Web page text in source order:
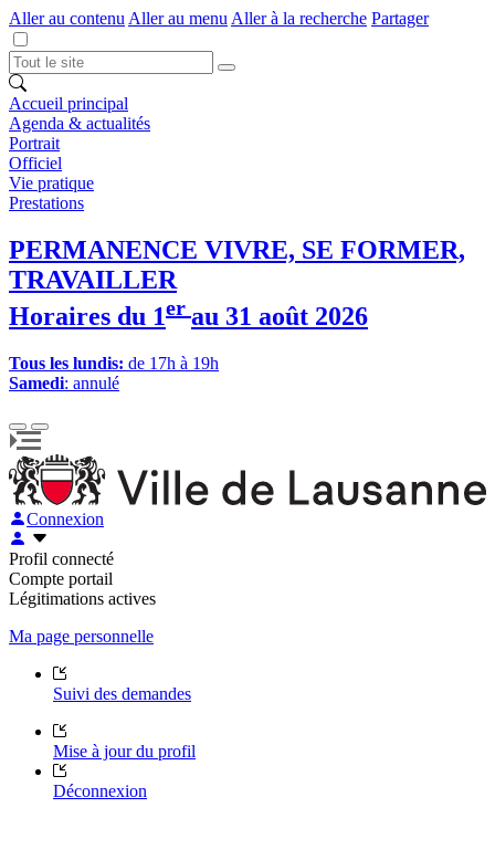
Aller au contenu Aller au menu Aller à la recherche Partager
Accueil principal
Agenda & actualités
Portrait
Officiel
Vie pratique
Prestations
PERMANENCE VIVRE, SE FORMER,
TRAVAILLER
Horaires du 1er au 31 août 2026
Tous les lundis: de 17h à 19h
Samedi: annulé
Connexion
Profil connecté
Compte portail
Légitimations actives
Ma page personnelle
Suivi des demandes
Mise à jour du profil
Déconnexion